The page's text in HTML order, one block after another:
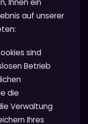
Ihnen ein
auf unserer
sind
Betrieb
die
Verwaltung
Ihres